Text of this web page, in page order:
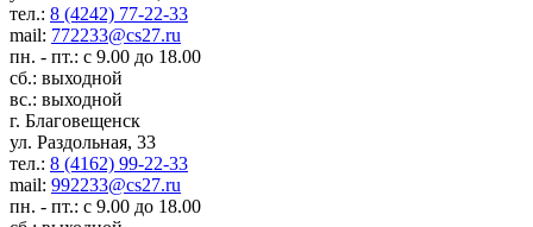
тел.: 8 (4242) 77-22-33
mail: 772233@cs27.ru
пн. - пт.: с 9.00 до 18.00
сб.: выходной
вс.: выходной
г. Благовещенск
ул. Раздольная, 33
тел.: 8 (4162) 99-22-33
mail: 992233@cs27.ru
пн. - пт.: с 9.00 до 18.00